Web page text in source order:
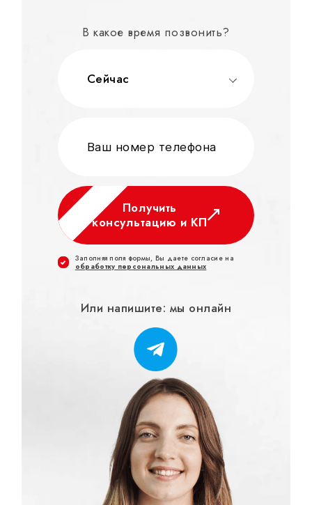
В какое время позвонить?
Сейчас
Получить
консультацию и КП
Заполняя поля формы, Вы даете согласие на
обработку персональных данных
Или напишите: мы онлайн